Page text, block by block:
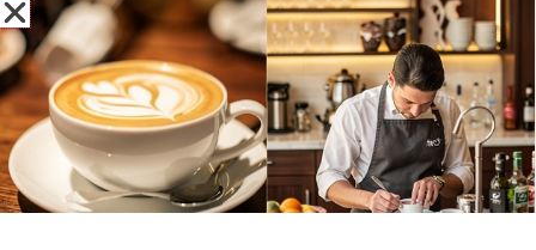
Kürtős bietet täglich Baumkuchen an und bereitet an
ausgewählten Tagen zusätzlich gluten- und milchfreie
Versionen zu, um mehr Gästen den Genuss dieser
Spezialität zu ermöglichen.
Glutenfreie Pizza, Desserts und spezialisierte Bäckereien
Im Bereich gehobener Küche und Desserts zeigt sich in
Budapest ein deutlicher Wandel. Forni di Napoli, Welt-